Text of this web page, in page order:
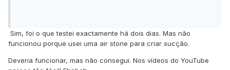
Sim, foi o que testei exactamente há dois dias. Mas não
funcionou porque usei uma air stone para criar sucção.
Deveria funcionar, mas não consegui. Nos vídeos do YouTube